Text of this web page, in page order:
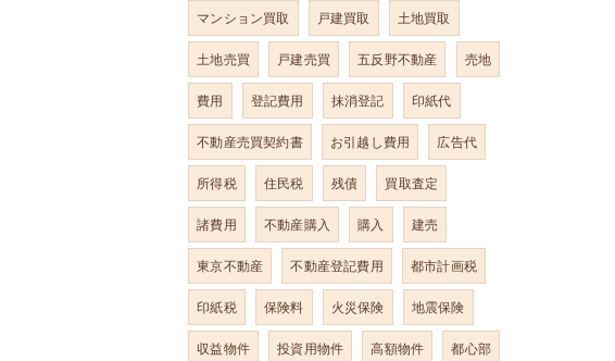
マンション買取 戸建買取 土地買取
土地売買 戸建売買 五反野不動産 売地
費用 登記費用 抹消登記 印紙代
不動産売買契約書 お引越し費用 広告代
所得税 住民税 残債 買取査定
諸費用 不動産購入 購入 建売
東京不動産 不動産登記費用 都市計画税
印紙税 保険料 火災保険 地震保険
収益物件 投資用物件 高額物件 都心部